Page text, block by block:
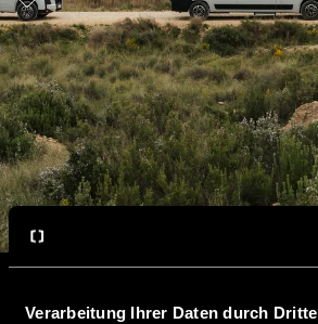
Verarbeitung Ihrer Daten durch Dritte